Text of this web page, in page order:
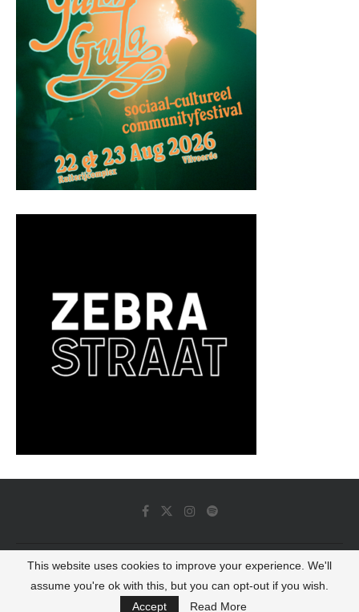
© 2022 - Luminous Dash All Rights Reserved
BACK TO TOP
This website uses cookies to improve your experience. We'll
assume you're ok with this, but you can opt-out if you wish.
Accept
Read More